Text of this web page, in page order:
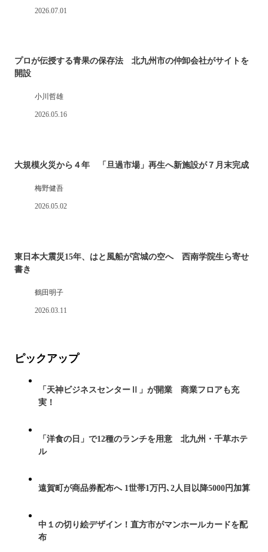
2026.07.01
プロが伝授する青果の保存法 北九州市の仲卸会社がサイトを
開設
小川哲雄
2026.05.16
大規模火災から４年 「旦過市場」再生へ新施設が７月末完成
梅野健吾
2026.05.02
東日本大震災15年、はと風船が宮城の空へ 西南学院生ら寄せ
書き
鶴田明子
2026.03.11
ピックアップ
「天神ビジネスセンターⅡ」が開業 商業フロアも充
実！
「洋食の日」で12種のランチを用意 北九州・千草ホテ
ル
遠賀町が商品券配布へ 1世帯1万円､2人目以降5000円加算
中１の切り絵デザイン！直方市がマンホールカードを配
布